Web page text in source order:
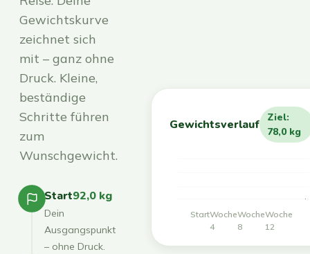
Gewichtskurve
zeichnet sich
mit – ganz ohne
Druck. Kleine,
beständige
Schritte führen
zum
Wunschgewicht.
Start92,0 kg
Dein
Ausgangspunkt
– ohne Druck.
Gewichtsverlauf
Ziel:
78,0 kg
StartWoche
4
Woche
8
Woche
12